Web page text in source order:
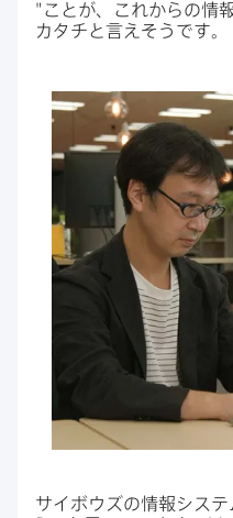
"ことが、​これからの​情
カタチと​言えそうです。
サイボウズの​情報システ